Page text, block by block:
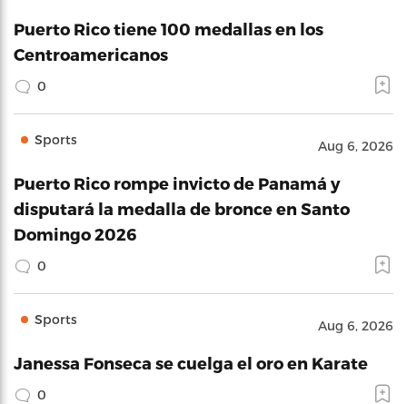
Puerto Rico tiene 100 medallas en los
Centroamericanos
0
Sports Aug 6, 2026
Puerto Rico rompe invicto de Panamá y
disputará la medalla de bronce en Santo
Domingo 2026
0
Sports Aug 6, 2026
Janessa Fonseca se cuelga el oro en Karate
0